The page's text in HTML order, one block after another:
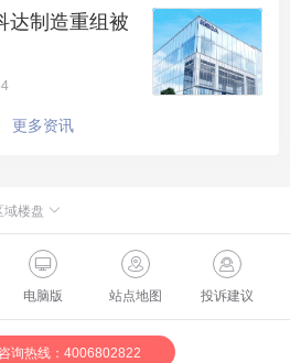
个从“止跌回稳”走向“筑底修
门槛；利率下调，是降低持有
善金融环境；整治唱空言论，
住市场，稳住价格，扭转预
苏创造一切有利条件。
底扭转乾坤吗？恐怕还需要最
达制造重组被
更多资讯
域楼盘
城世界映
怀柔国贤府
騴橒臺
北京城建·文华知筑
工·嘉棠雅序
国樾天颂
石景山楼盘
大兴楼盘
盘
通州楼盘
鹅湖
温泉新都孔雀城
城·和园
光城
富力和园
电脑版 站点地图 投诉建议
询热线：4006802822